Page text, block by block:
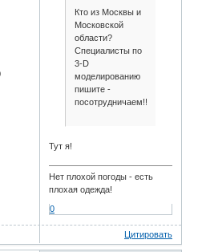
Кто из Москвы и
Московской
области?
Специалисты по
3-D
моделированию
пишите -
посотрудничаем!!!
Тут я!
Нет плохой погоды - есть
плохая одежда!
0
Цитировать